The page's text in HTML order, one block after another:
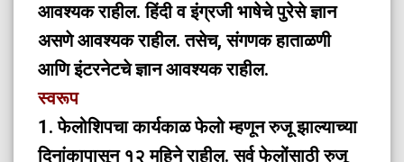
आवश्यक राहील. हिंदी व इंग्रजी भाषेचे पुरेसे ज्ञान
असणे आवश्यक राहील. तसेच, संगणक हाताळणी
आणि इंटरनेटचे ज्ञान आवश्यक राहील.
स्वरूप
1. फेलोशिपचा कार्यकाळ फेलो म्हणून रुजू झाल्याच्या
दिनांकापासून १२ महिने राहील. सर्व फेलोंसाठी रुजू